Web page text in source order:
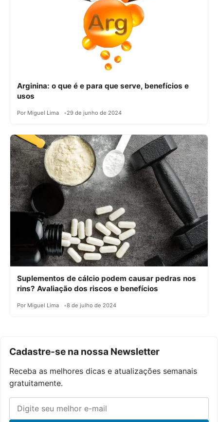
Arginina: o que é e para que serve, benefícios e
usos
Por Miguel Lima 29 de junho de 2024
Suplementos de cálcio podem causar pedras nos
rins? Avaliação dos riscos e benefícios
Por Miguel Lima 8 de julho de 2024
Cadastre-se na nossa Newsletter
Receba as melhores dicas e atualizações semanais
gratuitamente.